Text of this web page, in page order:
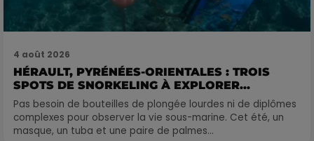
4 août 2026
HÉRAULT, PYRÉNÉES-ORIENTALES : TROIS
SPOTS DE SNORKELING À EXPLORER...
Pas besoin de bouteilles de plongée lourdes ni de diplômes
complexes pour observer la vie sous-marine. Cet été, un
masque, un tuba et une paire de palmes...